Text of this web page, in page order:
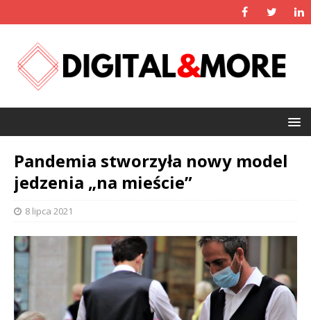
Pandemia stworzyła nowy model
jedzenia „na mieście”
8 lipca 2021